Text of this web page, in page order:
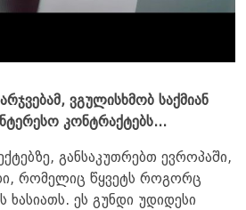
ვგულისხმობ საქმიან
კონტრაქტებს...
განსაკუთრებთ ევროპაში,
რომელიც წყვეტს როგორც
ხასიათს. ეს გუნდი უდიდესი